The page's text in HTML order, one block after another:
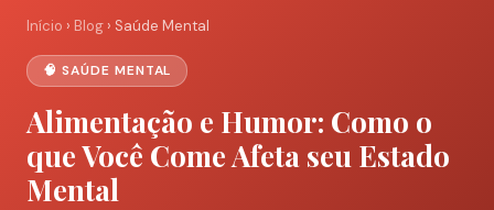
Início › Blog › Saúde Mental
🧠 SAÚDE MENTAL
Alimentação e Humor: Como o
que Você Come Afeta seu Estado
Mental